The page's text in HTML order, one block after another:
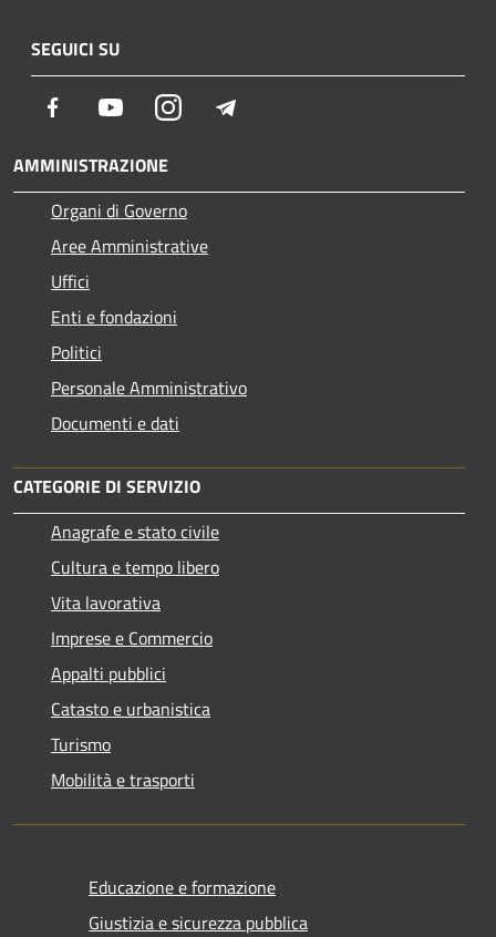
SEGUICI SU
Facebook YoutubeInstagram
AMMINISTRAZIONE
Organi di Governo
Aree Amministrative
Uffici
Enti e fondazioni
Politici
Personale Amministrativo
Documenti e dati
CATEGORIE DI SERVIZIO
Anagrafe e stato civile
Cultura e tempo libero
Vita lavorativa
Imprese e Commercio
Appalti pubblici
Catasto e urbanistica
Turismo
Mobilità e trasporti
Educazione e formazione
Giustizia e sicurezza pubblica